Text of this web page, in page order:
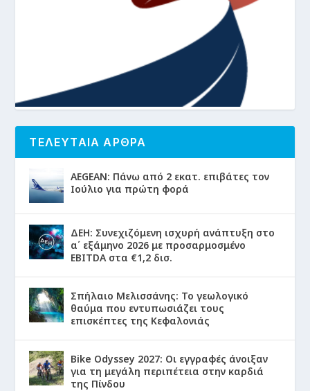
ΤΕΛΕΥΤΑΙΑ ΑΡΘΡΑ
AEGEAN: Πάνω από 2 εκατ. επιβάτες τον
Ιούλιο για πρώτη φορά
ΔΕΗ: Συνεχιζόμενη ισχυρή ανάπτυξη στο
α΄ εξάμηνο 2026 με προσαρμοσμένο
EBITDA στα €1,2 δισ.
Σπήλαιο Μελισσάνης: Το γεωλογικό
θαύμα που εντυπωσιάζει τους
επισκέπτες της Κεφαλονιάς
Bike Odyssey 2027: Οι εγγραφές άνοιξαν
για τη μεγάλη περιπέτεια στην καρδιά
της Πίνδου